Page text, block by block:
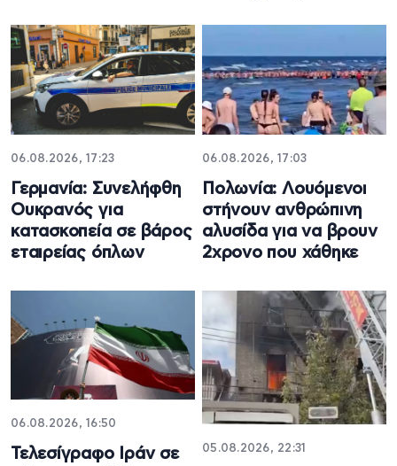
06.08.2026, 17:23
Γερμανία: Συνελήφθη
Ουκρανός για
κατασκοπεία σε βάρος
εταιρείας όπλων
06.08.2026, 17:03
Πολωνία: Λουόμενοι
στήνουν ανθρώπινη
αλυσίδα για να βρουν
2χρονο που χάθηκε
06.08.2026, 16:50
Τελεσίγραφο Ιράν σε
05.08.2026, 22:31